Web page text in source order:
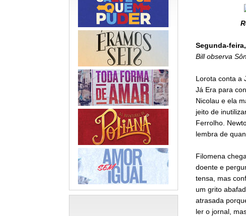
Segunda-
Bill observa
Lorota conta a
Já Era para
Nicolau e ela
jeito de
Ferrolho.
lembra de
Filomena
doente e
tensa, mas
um grito
atrasada
ler o jornal,